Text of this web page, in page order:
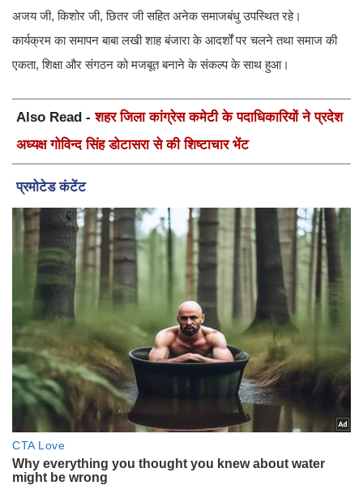
अजय जी, किशोर जी, छितर जी सहित अनेक समाजबंधु उपस्थित रहे।
कार्यक्रम का समापन बाबा लखी शाह बंजारा के आदर्शों पर चलने तथा समाज की
एकता, शिक्षा और संगठन को मजबूत बनाने के संकल्प के साथ हुआ।
Also Read -शहर जिला कांग्रेस कमेटी के पदाधिकारियों ने प्रदेश
अध्यक्ष गोविन्द सिंह डोटासरा से की शिष्टाचार भेंट